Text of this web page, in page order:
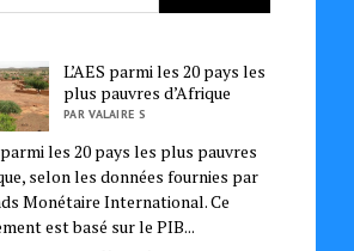
L’AES parmi les 20 pays les
plus pauvres d’Afrique
PAR VALAIRE S
parmi les 20 pays les plus pauvres
selon les données fournies par
Monétaire International. Ce
est basé sur le PIB...